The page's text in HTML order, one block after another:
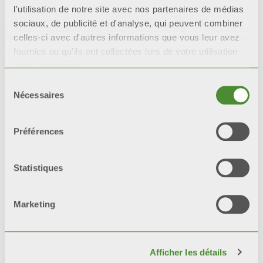
l'utilisation de notre site avec nos partenaires de médias
sociaux, de publicité et d'analyse, qui peuvent combiner
celles-ci avec d'autres informations que vous leur avez
fournies ou qu'ils ont collectées lors de votre utilisation
de leurs services.
Nécessaires
Préférences
Statistiques
Marketing
Afficher les détails
Description
Données techniques
sont couverts par une garantie de
10
contre tout vice de fabrication à
effectuée dans les règles de l’art
conformément aux normes en